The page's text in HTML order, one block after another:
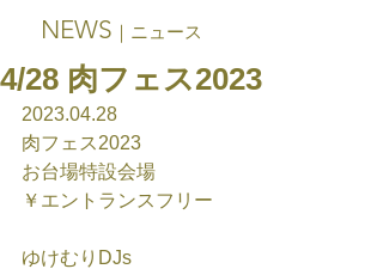
NEWS ｜ニュース
4/28 肉フェス2023
2023.04.28
肉フェス2023
お台場特設会場
￥エントランスフリー
ゆけむりDJs